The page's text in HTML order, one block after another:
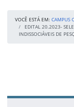
VOCÊ ESTÁ EM: CAMPUS
EDITAL 20.2023-
INDISSOCIÁVEIS DE
Fim da navegação
Início do conteúdo